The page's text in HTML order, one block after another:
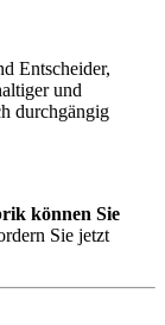
Entscheider,
und
durchgängig
können Sie
Sie jetzt